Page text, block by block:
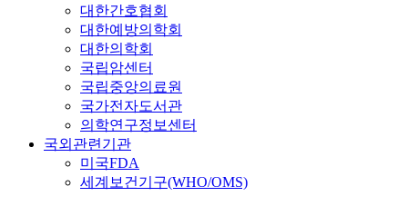
대한간호협회
대한예방의학회
대한의학회
국립암센터
국립중앙의료원
국가전자도서관
의학연구정보센터
국외관련기관
미국FDA
세계보건기구(WHO/OMS)